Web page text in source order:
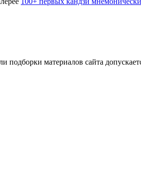
материалов сайта